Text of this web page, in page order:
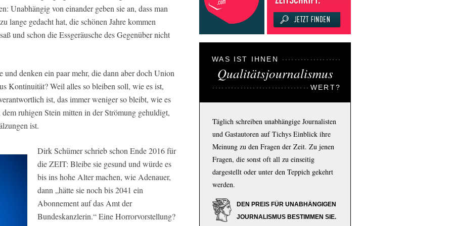
Unabhängig von einander geben sie an, dass man
lange gedacht hat, die schönen Jahre kommen
und schon die Essgeräusche des Gegenüber nicht
denken ein paar mehr, die dann aber doch Union
Kontinuität? Weil alles so bleiben soll, wie es ist,
ist, das immer weniger so bleibt, wie es
ruhigen Stein mitten in der Strömung gehuldigt,
ist.
Dirk Schümer schrieb schon Ende 2016 für
dieZEIT: Bleibe sie gesund und würde es
bis ins hohe Alter machen, wie Adenauer,
dann „hätte sie noch bis 2041 ein
Abonnement auf das Amt der
Bundeskanzlerin.“ Eine Horrorvorstellung?
WAS IST IHNEN
Qualitätsjournalismus
WERT?
Täglich schreiben unabhängige Journalisten
und Gastautoren auf Tichys Einblick ihre
Meinung zu den Fragen der Zeit. Zu jenen
Fragen, die sonst oft all zu einseitig
dargestellt oder unter den Teppich gekehrt
werden.
DEN PREIS FÜR UNABHÄNGIGEN
JOURNALISMUS BESTIMMEN SIE.